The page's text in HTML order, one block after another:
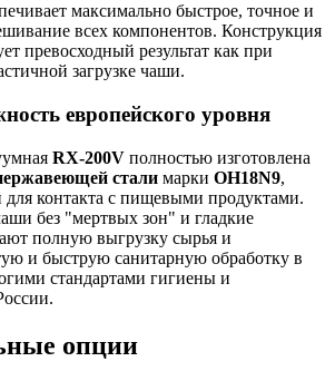
максимально быстрое, точное и
всех компонентов. Конструкция
превосходный результат как при
загрузке чаши.
европейского уровня
RX-200V полностью изготовлена
стали марки OH18N9,
контакта с пищевыми продуктами.
без "мертвых зон" и гладкие
полную выгрузку сырья и
и быструю санитарную обработку в
стандартами гигиены и
опции